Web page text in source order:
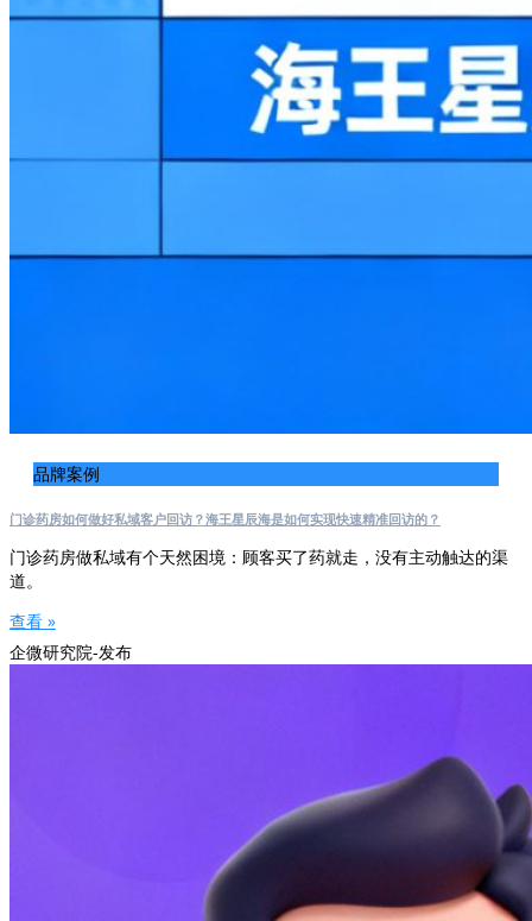
品牌案例
门诊药房如何做好私域客户回访？海王星辰海是如何实现快速精准回访的？
门诊药房做私域有个天然困境：顾客买了药就走，没有主动触达的渠
道。
查看 »
企微研究院-发布